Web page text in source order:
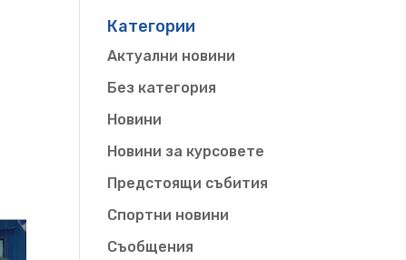
Категории
Актуални новини
Без категория
Новини
Новини за курсовете
Предстоящи събития
Спортни новини
Съобщения